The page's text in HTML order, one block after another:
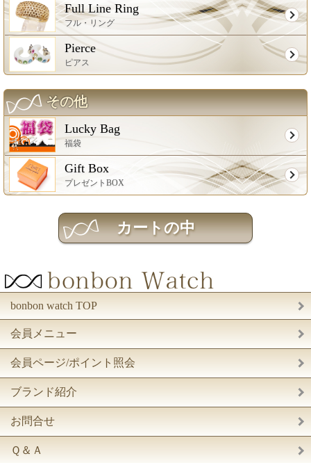
Full Line Ring
フル・リング
Pierce
ピアス
その他
Lucky Bag
福袋
Gift Box
プレゼントBOX
bonbon watch TOP
会員メニュー
会員ページ/ポイント照会
ブランド紹介
お問合せ
Ｑ＆Ａ